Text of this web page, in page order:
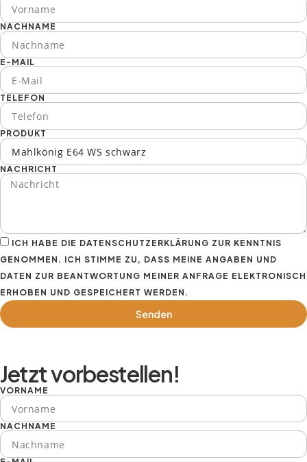
NACHNAME
E-MAIL
TELEFON
PRODUKT
NACHRICHT
ICH HABE DIE DATENSCHUTZERKLÄRUNG ZUR KENNTNIS
GENOMMEN. ICH STIMME ZU, DASS MEINE ANGABEN UND
DATEN ZUR BEANTWORTUNG MEINER ANFRAGE ELEKTRONISCH
ERHOBEN UND GESPEICHERT WERDEN.
Senden
Jetzt vorbestellen!
VORNAME
NACHNAME